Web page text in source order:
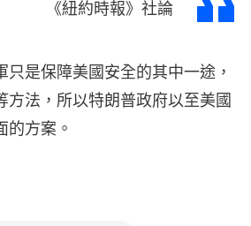
《紐約時報》社論
只是保障美國安全的其中一途，
方法，所以特朗普政府以至美國
的方案。